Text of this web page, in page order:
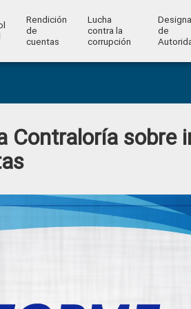
Rendición
de
cuentas
Lucha
contra la
corrupción
de
Contraloría sobre